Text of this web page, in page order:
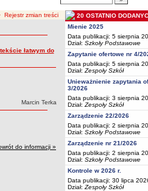
zmian treści
łatwym do
Autor:
Marcin Terka
do informacji »
20 OSTATNIO
Mienie 2025
Data publikacji: 5 sierpnia
Dział: Szkoły Podstawowe
Zapytanie ofertowe nr 4/
Data publikacji: 5 sierpnia
Dział: Zespoły Szkół
Unieważnienie zapytania
3/2026
Data publikacji: 3 sierpnia
Dział: Zespoły Szkół
Zarządzenie 22/2026
Data publikacji: 2 sierpnia
Dział: Szkoły Podstawowe
Zarządzenie nr 21/2026
Data publikacji: 2 sierpnia
Dział: Szkoły Podstawowe
Kontrole w 2026 r.
Data publikacji: 30 lipca
Dział: Zespoły Szkół